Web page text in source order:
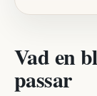
Vad en
passar